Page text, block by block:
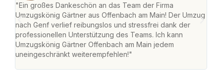
"Ein großes Dankeschön an das Team der Firma
Umzugskönig Gärtner aus Offenbach am Main! Der Umzug
nach Genf verlief reibungslos und stressfrei dank der
professionellen Unterstützung des Teams. Ich kann
Umzugskönig Gärtner Offenbach am Main jedem
uneingeschränkt weiterempfehlen!"